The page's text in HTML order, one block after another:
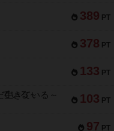
389 PT
378 PT
133 PT
103 PT
きている～
97 PT